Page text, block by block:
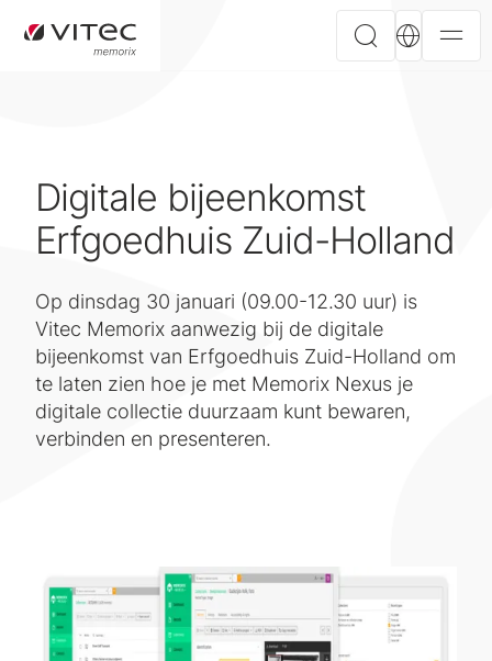
Digitale bijeenkomst
Erfgoedhuis Zuid-Holland
Op dinsdag 30 januari (09.00-12.30 uur) is
Vitec Memorix aanwezig bij de digitale
bijeenkomst van Erfgoedhuis Zuid-Holland om
te laten zien hoe je met Memorix Nexus je
digitale collectie duurzaam kunt bewaren,
verbinden en presenteren.